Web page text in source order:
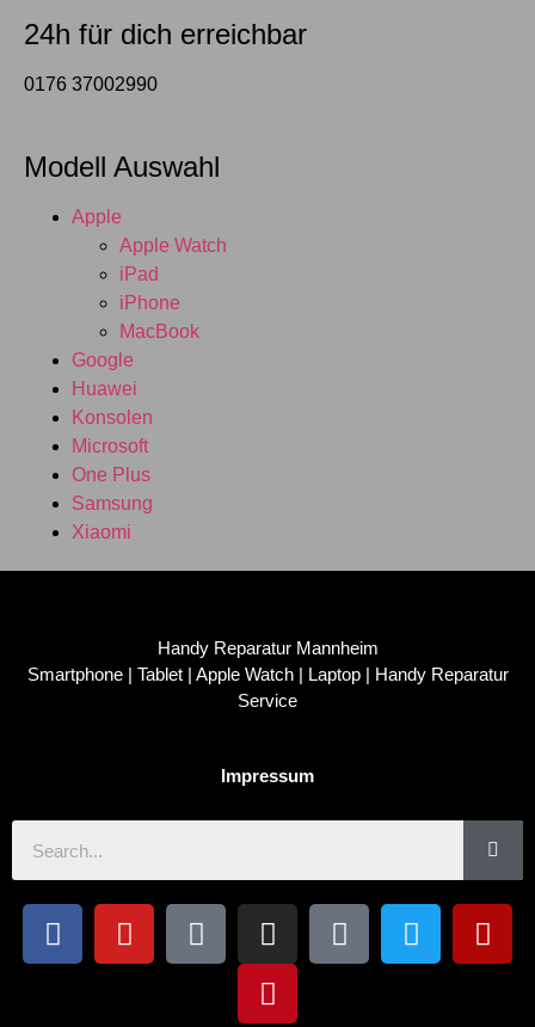
24h für dich erreichbar
0176 37002990
Modell Auswahl
Apple
Apple Watch
iPad
iPhone
MacBook
Google
Huawei
Konsolen
Microsoft
One Plus
Samsung
Xiaomi
Handy Reparatur Mannheim
Smartphone | Tablet | Apple Watch | Laptop | Handy Reparatur
Service
Impressum